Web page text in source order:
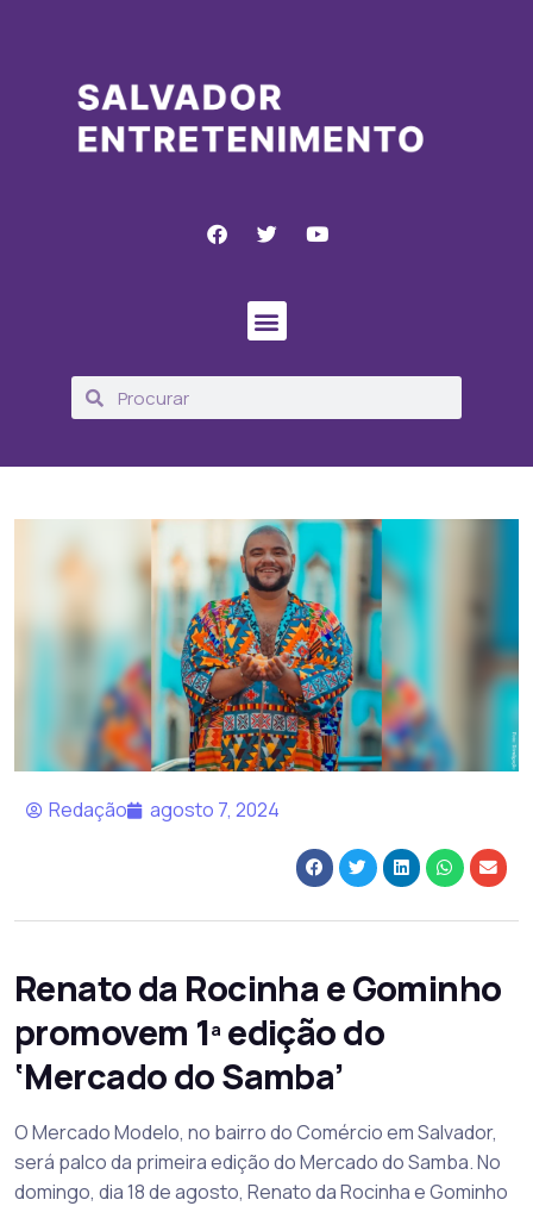
Redação agosto 7, 2024
Renato da Rocinha e Gominho
promovem 1ª edição do
‘Mercado do Samba’
O Mercado Modelo, no bairro do Comércio em Salvador,
será palco da primeira edição do Mercado do Samba. No
domingo, dia 18 de agosto, Renato da Rocinha e Gominho